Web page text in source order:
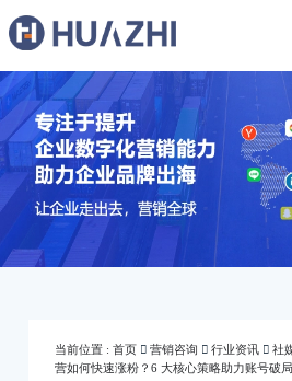
当前位置 : 首页 营销咨询 行业资讯
社
营如何快速涨粉？6 大核心策略助力账号破局